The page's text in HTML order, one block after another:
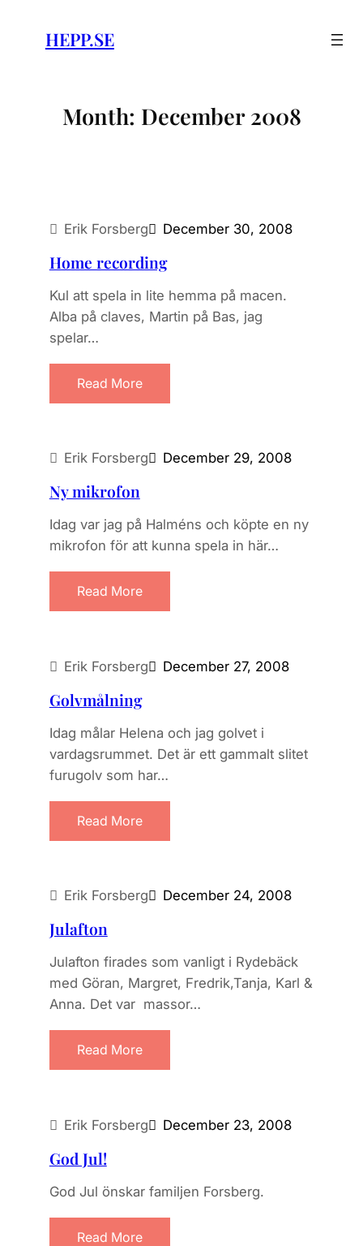
content
HEPP.SE
Month: December 2008
Erik Forsberg December 30, 2008
Home recording
Kul att spela in lite hemma på macen.
Alba på claves, Martin på Bas, jag
spelar…
Read More
Erik Forsberg December 29, 2008
Ny mikrofon
Idag var jag på Halméns och köpte en ny
mikrofon för att kunna spela in här…
Read More
Erik Forsberg December 27, 2008
Golvmålning
Idag målar Helena och jag golvet i
vardagsrummet. Det är ett gammalt slitet
furugolv som har…
Read More
Erik Forsberg December 24, 2008
Julafton
Julafton firades som vanligt i Rydebäck
med Göran, Margret, Fredrik,Tanja, Karl &
Anna. Det var massor…
Read More
Erik Forsberg December 23, 2008
God Jul!
God Jul önskar familjen Forsberg.
Read More